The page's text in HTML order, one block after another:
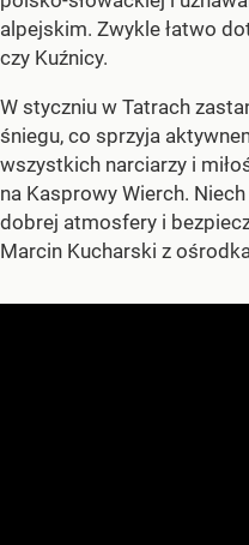
alpejskim. Zwykle łatwo
czy Kuźnicy.
W styczniu w Tatrach
śniegu, co sprzyja
wszystkich narciarzy i
na Kasprowy Wierch.
dobrej atmosfery i
Marcin Kucharski z